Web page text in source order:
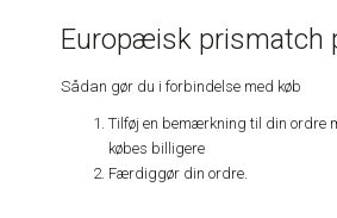
Europæisk prismatch
Sådan gør du i forbindelse med køb
Tilføj en bemærkning til din ordre
købes billigere
Færdiggør din ordre.